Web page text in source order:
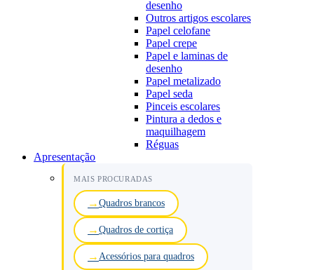
desenho
Outros artigos escolares
Papel celofane
Papel crepe
Papel e laminas de
desenho
Papel metalizado
Papel seda
Pinceis escolares
Pintura a dedos e
maquilhagem
Réguas
Apresentação
MAIS PROCURADAS
Quadros brancos
Quadros de cortiça
Acessórios para quadros